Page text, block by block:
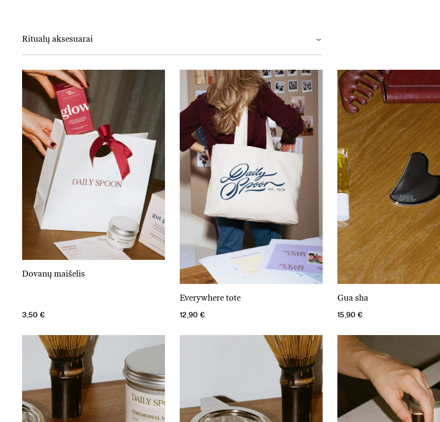
Ritualų aksesuarai
Į krepšelį
Dovanų maišelis
3,50 €
Į krepšelį
Everywhere tote
12,90 €
Gua sha
15,90 €